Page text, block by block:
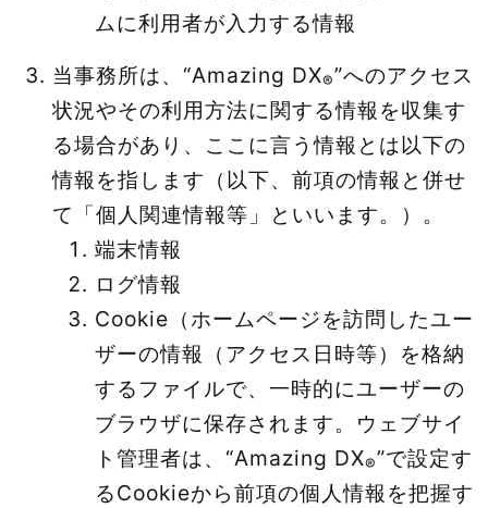
ムに利用者が入力する情報
当事務所は、“Amazing DX®”へのアクセス
状況やその利用方法に関する情報を収集す
る場合があり、ここに言う情報とは以下の
情報を指します（以下、前項の情報と併せ
て「個人関連情報等」といいます。）。
端末情報
ログ情報
Cookie（ホームページを訪問したユー
ザーの情報（アクセス日時等）を格納
するファイルで、一時的にユーザーの
ブラウザに保存されます。ウェブサイ
ト管理者は、“Amazing DX®”で設定す
るCookieから前項の個人情報を把握す